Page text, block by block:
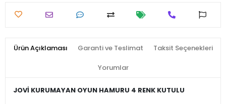
Ürün Açıklaması Garanti ve Teslimat Taksit Seçenekleri
Yorumlar
JOVİ KURUMAYAN OYUN HAMURU 4 RENK KUTULU